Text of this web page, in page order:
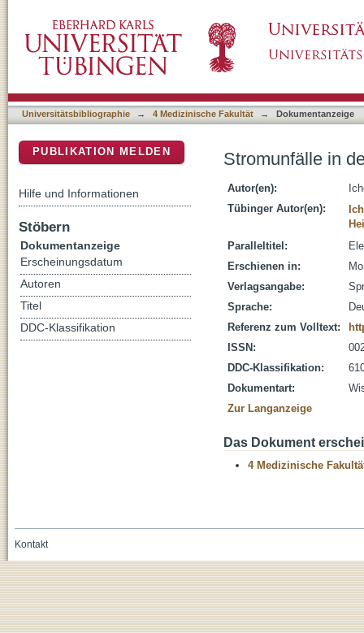
Universitätsbibliographie → 4 Medizinische Fakultät → Dokumentanzeige
Stromunfälle in
Autor(en):
Tübinger Autor(en):
Paralleltitel:
Erschienen in:
Verlagsangabe:
Sprache:
Referenz zum Volltext:
ISSN:
DDC-Klassifikation:
Dokumentart:
Zur Langanzeige
Das Dokument
4 Medizinische
PUBLIKATION MELDEN
Hilfe und Informationen
Stöbern
Dokumentanzeige
Erscheinungsdatum
Autoren
Titel
DDC-Klassifikation
Kontakt